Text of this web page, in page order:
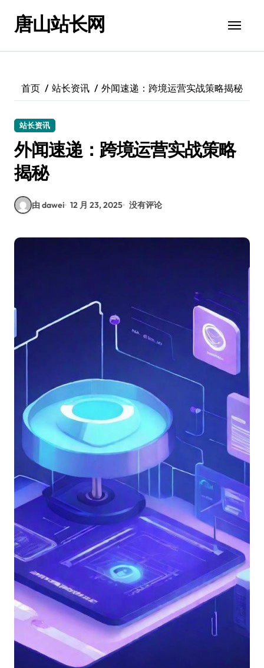
唐山站长网
首页 站长资讯 外闻速递：跨境运营实战策略揭秘
站长资讯
外闻速递：跨境运营实战策略
揭秘
由 dawei 12 月 23, 2025 没有评论